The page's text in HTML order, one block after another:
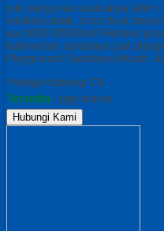
yuk yang mau usahanya lebih
edukasi anak, cuss bisa
wa 085230550048 Related
kalimantan surabaya jual
Playground Surabaya Murah
*Harga Hubungi CS
Tersedia / pgn indoor
Hubungi Kami